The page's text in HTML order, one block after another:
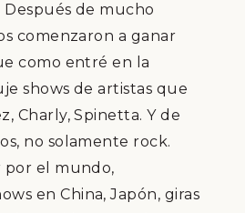
Después de mucho
comenzaron a ganar
como entréen la
shows de artistas que
Charly, Spinetta. Y de
no solamente rock.
por el mundo,
en China, Japón, giras